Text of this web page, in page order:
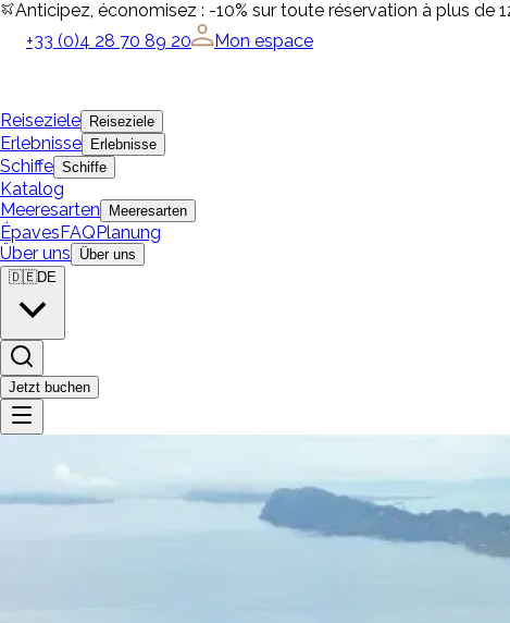
Anticipez, économisez : -10% sur toute réservation à plus de
+33 (0)4 28 70 89 20
Mon espace
Reiseziele Reiseziele
Erlebnisse Erlebnisse
Schiffe Schiffe
Katalog
Meeresarten
Meeresarten
ÉpavesFAQPlanung
Über uns
Über uns
🇩🇪DE
Jetzt buchen